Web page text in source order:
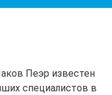
Пеэр известен
специалистов в